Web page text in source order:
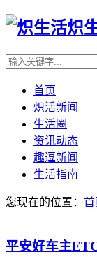
炽
首页
炽活新闻
生活圈
资讯动态
趣逗新闻
生活指南
您现在的位置： 首
平安好车主